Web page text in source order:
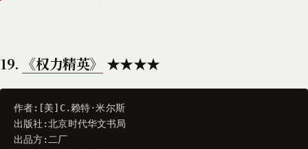
19. 《权力精英》 ★★★★
作者:[美] C. 赖特·米尔斯
出版社 :北京时代华文书局
出品方: 二厂